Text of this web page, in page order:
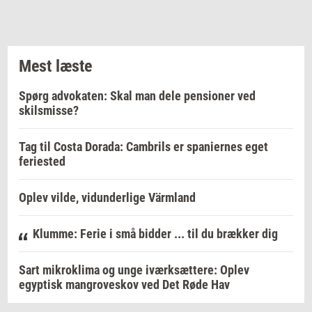
Mest læste
Spørg advokaten: Skal man dele pensioner ved
skilsmisse?
Tag til Costa Dorada: Cambrils er spaniernes eget
feriested
Oplev vilde, vidunderlige Värmland
Klumme: Ferie i små bidder ... til du brækker dig
Sart mikroklima og unge iværksættere: Oplev
egyptisk mangroveskov ved Det Røde Hav